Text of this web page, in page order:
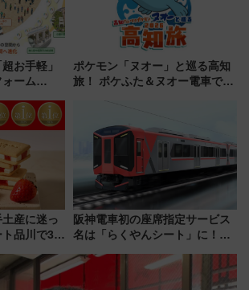
お手軽」
ーム
や演奏会な
ポケモン「ヌオー」と巡る高知
旅！ ポケふた＆ヌオー電車で楽
（7月18日スタート）
土産に迷っ
品川で3年
阪神電車初の座席指定サービス
名は「らくやんシート」に！新
を快適移動